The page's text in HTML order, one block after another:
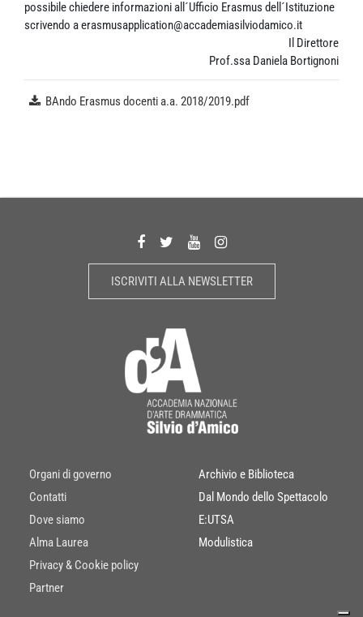
possibile chiedere informazioni all´Ufficio Erasmus dell´Istituzione
scrivendo a erasmusapplication@accademiasilviodamico.it
Il Direttore
Prof.ssa Daniela Bortignoni
BAndo Erasmus docenti a.a. 2018/2019.pdf
ISCRIVITI ALLA NEWSLETTER
Organi di governo
Contatti
Dove siamo
Alma Laurea
Privacy & Cookie policy
Partner
Archivio e Biblioteca
Dal Mondo dello Spettacolo
E:UTSA
Modulistica